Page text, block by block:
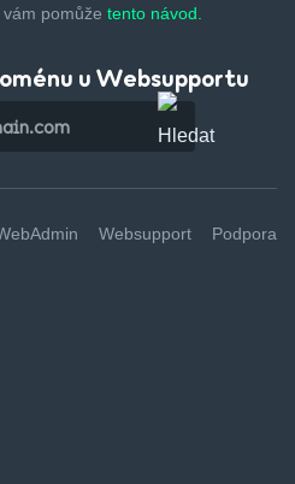
pomůže tento návod.
u Websupportu
Websupport Podpora